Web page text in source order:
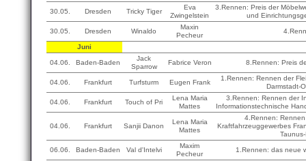
30.05. Dresden Tricky Tiger
Eva
Zwingelstein
3.Rennen: Preis der
und
30.05. Dresden Winaldo
Maxin
Pecheur
Juni
04.06. Baden-Baden
Jack
Sparrow
Fabrice Veron 8.Rennen: Preis
04.06. Frankfurt Turfsturm Eugen Frank
1.Rennen: Rennen der
Darmstadt-
04.06. Frankfurt Touch of Pri
Lena Maria
Mattes
3.Rennen: Rennen der
Informationstechnische
04.06. Frankfurt Sanjii Danon
Lena Maria
Mattes
4.Rennen:
Kraftfahrzeuggewerbes
06.06. Baden-Baden Val d'Intelvi
Maxim
Pecheur
1.Rennen: das neue